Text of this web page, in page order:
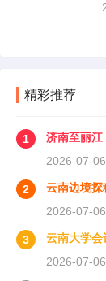
精彩推荐
1
济南至丽江
2026-07-
2
云南边境探
2026-07-
3
云南大学会
2026-07-